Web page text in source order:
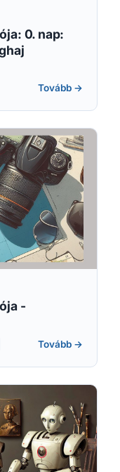
0. nap:
Tovább →
-
Tovább →